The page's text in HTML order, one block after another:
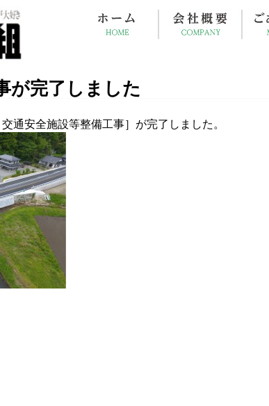
が完了しました
安全施設等整備工事］が完了しました。